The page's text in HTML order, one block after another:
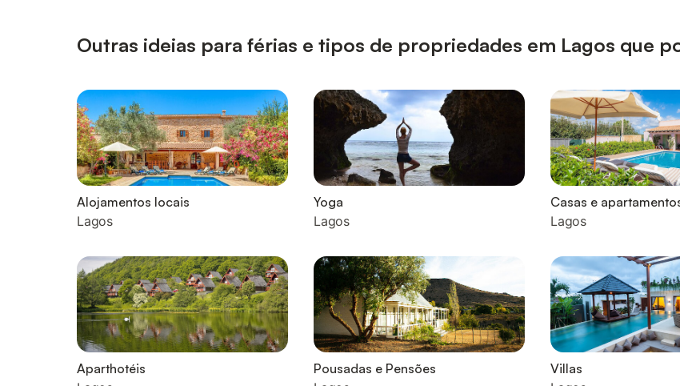
Outras ideias para férias e tipos de propriedades em Lagos que
Alojamentos locais
Lagos
Yoga
Lagos
Casas e
Lagos
Aparthotéis
Pousadas e Pensões
Villas